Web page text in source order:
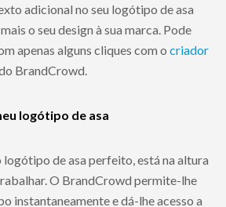
adicional no seu logótipo de asa
o seu design à sua marca. Pode
apenas alguns cliques com o criador
BrandCrowd.
logótipo de asa
logótipo de asa perfeito, está na altura
O BrandCrowd permite-lhe
instantaneamente e dá-lhe acesso a